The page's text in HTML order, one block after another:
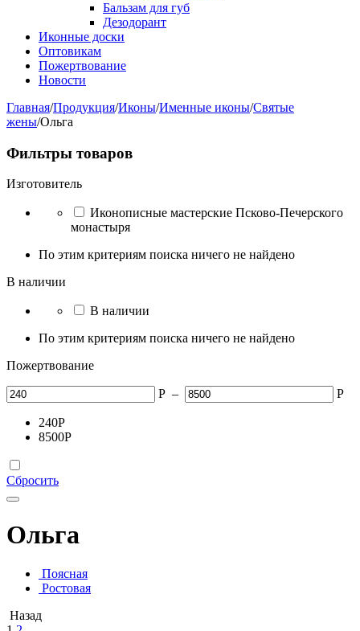
Бальзам для губ
Дезодорант
Иконные доски
Оптовикам
Пожертвование
Новости
Главная/Продукция/Иконы/Именные иконы/Святые
жены/Ольга
Фильтры товаров
Изготовитель
Иконописные мастерские Псково-Печерского
монастыря
По этим критериям поиска ничего не найдено
В наличии
В наличии
По этим критериям поиска ничего не найдено
Пожертвование
Р – Р
240Р
8500Р
Сбросить
Ольга
Поясная
Ростовая
Назад